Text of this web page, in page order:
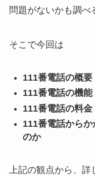
問題がないかも調べ
そこで今回は
111番電話の概要
111番電話の機能
111番電話の料金
111番電話から
のか
上記の観点から、詳